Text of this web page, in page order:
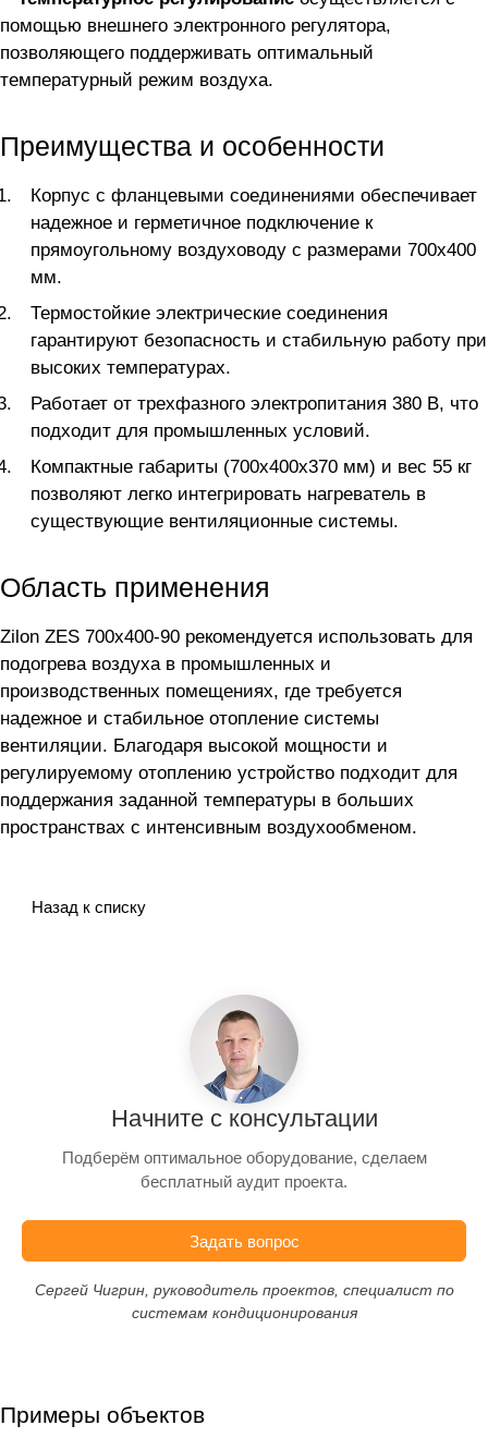
помощью внешнего электронного регулятора,
позволяющего поддерживать оптимальный
температурный режим воздуха.
Преимущества и особенности
Корпус с фланцевыми соединениями обеспечивает
надежное и герметичное подключение к
прямоугольному воздуховоду с размерами 700х400
мм.
Термостойкие электрические соединения
гарантируют безопасность и стабильную работу при
высоких температурах.
Работает от трехфазного электропитания 380 В, что
подходит для промышленных условий.
Компактные габариты (700x400x370 мм) и вес 55 кг
позволяют легко интегрировать нагреватель в
существующие вентиляционные системы.
Область применения
Zilon ZES 700х400-90 рекомендуется использовать для
подогрева воздуха в промышленных и
производственных помещениях, где требуется
надежное и стабильное отопление системы
вентиляции. Благодаря высокой мощности и
регулируемому отоплению устройство подходит для
поддержания заданной температуры в больших
пространствах с интенсивным воздухообменом.
Назад к списку
Начните с консультации
Подберём оптимальное оборудование, сделаем
бесплатный аудит проекта.
Задать вопрос
Сергей Чигрин, руководитель проектов, специалист по
системам кондиционирования
Примеры объектов